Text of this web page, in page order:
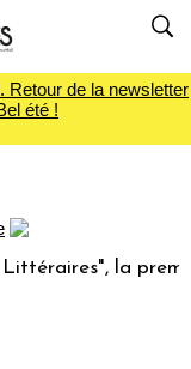
Retour de la newsletter
été !
la première